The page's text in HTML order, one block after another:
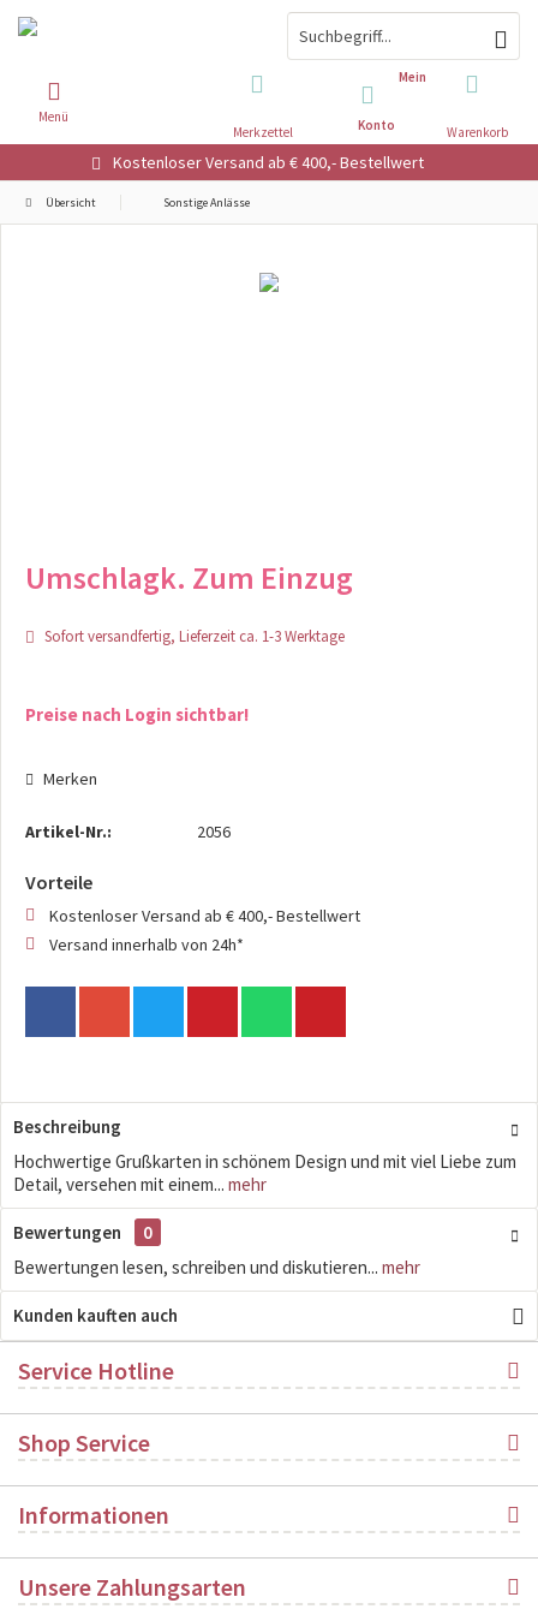
Kostenloser Versand ab € 400,- Bestellwert
Warenkorb
Merkzettel
Mein
Konto
Menü
Übersicht Sonstige Anlässe
Umschlagk. Zum Einzug
Sofort versandfertig, Lieferzeit ca. 1-3 Werktage
Preise nach Login sichtbar!
Merken
Artikel-Nr.: 2056
Vorteile
Kostenloser Versand ab € 400,- Bestellwert
Versand innerhalb von 24h*
Beschreibung
Hochwertige Grußkarten in schönem Design und mit viel Liebe zum
Detail, versehen mit einem... mehr
Bewertungen
0
Bewertungen lesen, schreiben und diskutieren... mehr
Kunden kauften auch
Service Hotline
Shop Service
Informationen
Unsere Zahlungsarten